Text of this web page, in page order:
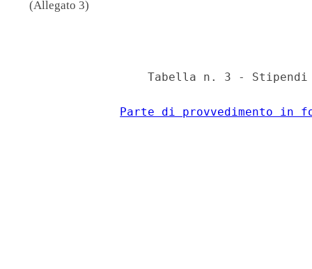
(Allegato 3)
Tabella n. 3 -
Parte di provvedimento in